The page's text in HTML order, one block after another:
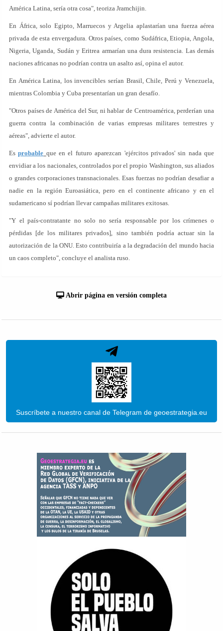
América Latina, sería otra cosa", teoriza Jramchijin.
En África, solo Egipto, Marruecos y Argelia aplastarían una fuerza aérea
privada de esta envergadura. Otros países, como Sudáfrica, Etiopia, Angola,
Nigeria, Uganda, Sudán y Eritrea armarían una dura resistencia. Las demás
naciones africanas no podrían contra un asalto así, opina el autor.
En América Latina, los invencibles serían Brasil, Chile, Perú y Venezuela,
mientras Colombia y Cuba presentarían un gran desafío.
"Otros países de América del Sur, ni hablar de Centroamérica, perderían una
guerra contra la combinación de varias empresas militares terrestres y
aéreas", advierte el autor.
Esprobable que en el futuro aparezcan 'ejércitos privados' sin nada que
envidiar a los nacionales, controlados por el propio Washington, sus aliados
o grandes corporaciones transnacionales. Esas fuerzas no podrían desafiar a
nadie en la región Euroasiática, pero en el continente africano y en el
sudamericano sí podrían llevar campañas militares exitosas.
"Y el país-contratante no solo no sería responsable por los crímenes o
pérdidas [de los militares privados], sino también podría actuar sin la
autorización de la ONU. Esto contribuiría a la degradación del mundo hacia
un caos completo", concluye el analista ruso.
Abrir página en versión completa
Suscríbete a nuestro canal de Telegram de geoestrategia.eu